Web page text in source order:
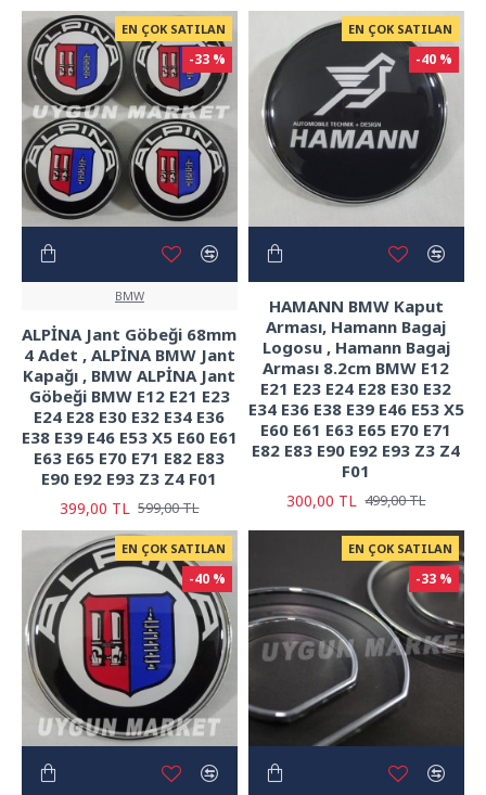
EN ÇOK SATILAN
-33 %
BMW
ALPİNA Jant Göbeği 68mm
4 Adet , ALPİNA BMW Jant
Kapağı , BMW ALPİNA Jant
Göbeği BMW E12 E21 E23
E24 E28 E30 E32 E34 E36
E38 E39 E46 E53 X5 E60 E61
E63 E65 E70 E71 E82 E83
E90 E92 E93 Z3 Z4 F01
399,00 TL 599,00 TL
EN ÇOK SATILAN
-40 %
HAMANN BMW Kaput
Arması, Hamann Bagaj
Logosu , Hamann Bagaj
Arması 8.2cm BMW E12
E21 E23 E24 E28 E30 E32
E34 E36 E38 E39 E46 E53 X5
E60 E61 E63 E65 E70 E71
E82 E83 E90 E92 E93 Z3 Z4
F01
300,00 TL 499,00 TL
EN ÇOK SATILAN
-40 %
EN ÇOK SATILAN
-33 %